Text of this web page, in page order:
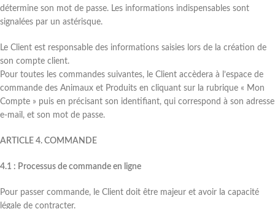
détermine son mot de passe. Les informations indispensables sont
signalées par un astérisque.
Le Client est responsable des informations saisies lors de la création de
son compte client.
Pour toutes les commandes suivantes, le Client accèdera à l’espace de
commande des Animaux et Produits en cliquant sur la rubrique « Mon
Compte » puis en précisant son identifiant, qui correspond à son adresse
e-mail, et son mot de passe.
ARTICLE 4. COMMANDE
4.1 : Processus de commande en ligne
Pour passer commande, le Client doit être majeur et avoir la capacité
légale de contracter.